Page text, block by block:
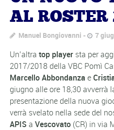
AL ROSTER
Manuel Bongiovanni 7
Un’altra top player sta per
2017/2018 della VBC Pomì
Marcello Abbondanza e
giugno alle ore 18,30 avverrà
presentazione della nuova
verrà svelato nella sede del
APIS a Vescovato (CR) in via